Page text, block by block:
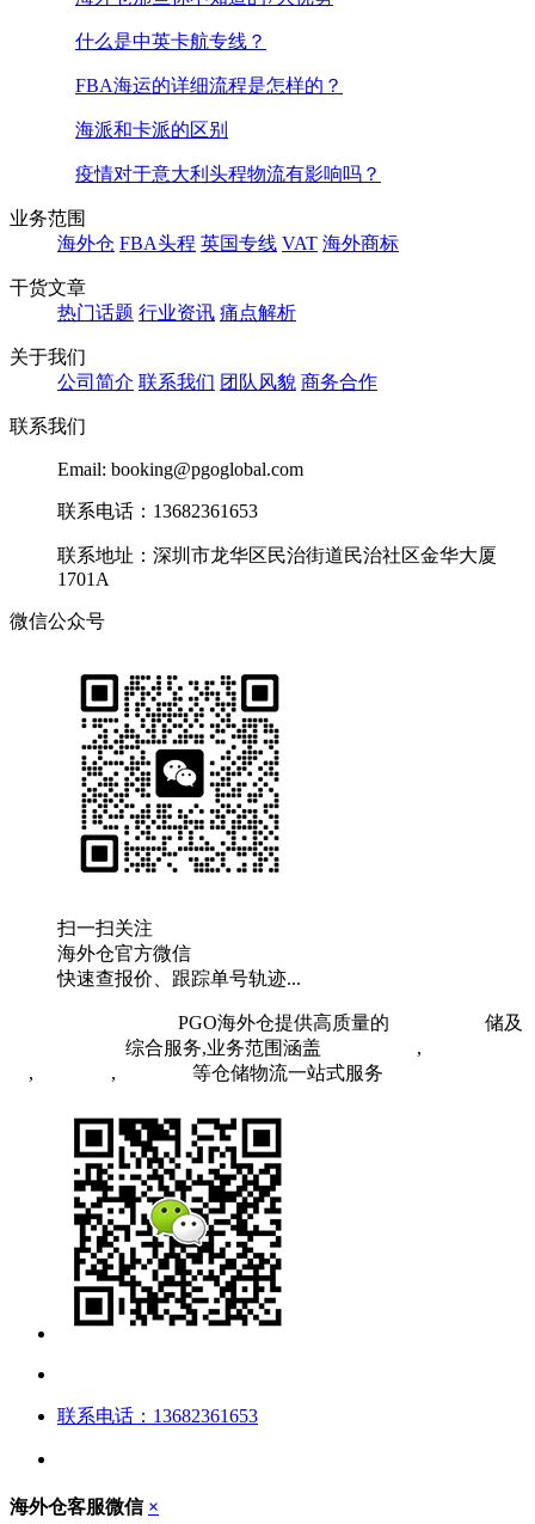
什么是中英卡航专线？
FBA海运的详细流程是怎样的？
海派和卡派的区别
疫情对于意大利头程物流有影响吗？
业务范围
海外仓 FBA头程 英国专线 VAT 海外商标
干货文章
热门话题 行业资讯 痛点解析
关于我们
公司简介 联系我们 团队风貌 商务合作
联系我们
Email: booking@pgoglobal.com
联系电话：13682361653
联系地址：深圳市龙华区民治街道民治社区金华大厦
1701A
微信公众号
扫一扫关注
海外仓官方微信
快速查报价、跟踪单号轨迹...
PGO海外仓提供高质量的
储及
综合服务,业务范围涵盖 ,
, , 等仓储物流一站式服务
联系电话：13682361653
海外仓客服微信 ×